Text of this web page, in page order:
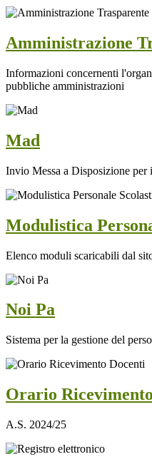
Amministrazione
Informazioni concernenti
pubbliche amministrazioni
Mad
Invio Messa a Disposizione per
Modulistica
Elenco moduli scaricabili dal
Noi Pa
Sistema per la gestione del
Orario
A.S. 2024/25